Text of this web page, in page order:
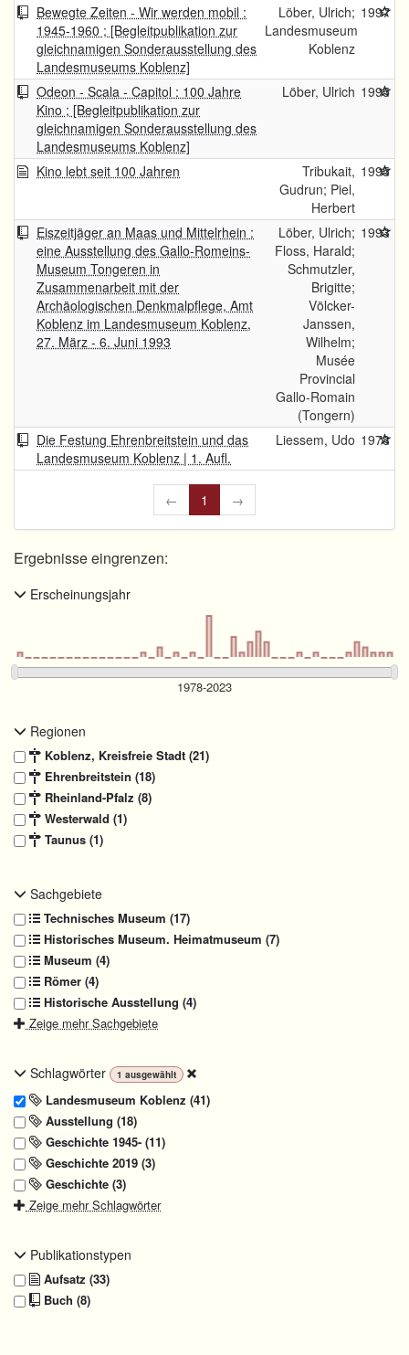
Bewegte Zeiten - Wir werden mobil :
1945-1960 ; [Begleitpublikation zur
gleichnamigen Sonderausstellung des
Landesmuseums Koblenz]
Löber, Ulrich;
Landesmuseum
Koblenz
1997
Odeon - Scala - Capitol : 100 Jahre
Kino ; [Begleitpublikation zur
gleichnamigen Sonderausstellung des
Landesmuseums Koblenz]
Löber, Ulrich 1995
Kino lebt seit 100 Jahren
Tribukait,
Gudrun; Piel,
Herbert
1995
Eiszeitjäger an Maas und Mittelrhein :
eine Ausstellung des Gallo-Romeins-
Museum Tongeren in
Zusammenarbeit mit der
Archäologischen Denkmalpflege, Amt
Koblenz im Landesmuseum Koblenz,
27. März - 6. Juni 1993
Löber, Ulrich;
Floss, Harald;
Schmutzler,
Brigitte;
Völcker-
Janssen,
Wilhelm;
Musée
Provincial
Gallo-Romain
(Tongern)
1993
Die Festung Ehrenbreitstein und das
Landesmuseum Koblenz | 1. Aufl.
Liessem, Udo 1978
← 1 →
Ergebnisse eingrenzen:
Erscheinungsjahr
Regionen
Koblenz, Kreisfreie Stadt (21)
Ehrenbreitstein (18)
Rheinland-Pfalz (8)
Westerwald (1)
Taunus (1)
Sachgebiete
Technisches Museum (17)
Historisches Museum. Heimatmuseum (7)
Museum (4)
Römer (4)
Historische Ausstellung (4)
Zeige mehr Sachgebiete
Schlagwörter 1 ausgewählt
Landesmuseum Koblenz (41)
Ausstellung (18)
Geschichte 1945- (11)
Geschichte 2019 (3)
Geschichte (3)
Zeige mehr Schlagwörter
Publikationstypen
Aufsatz (33)
Buch (8)